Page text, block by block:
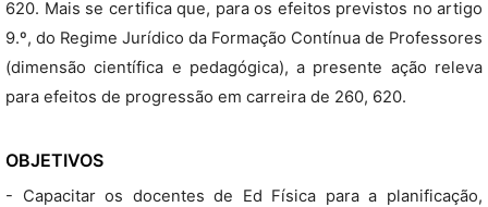
620. Mais se certifica que, para os efeitos previstos no artigo
9.º, do Regime Jurídico da Formação Contínua de Professores
(dimensão científica e pedagógica), a presente ação releva
para efeitos de progressão em carreira de 260, 620.
OBJETIVOS
- Capacitar os docentes de Ed Física para a planificação,